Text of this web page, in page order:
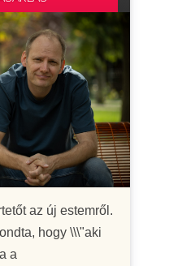
az új estemről.
hogy \\\"aki
a